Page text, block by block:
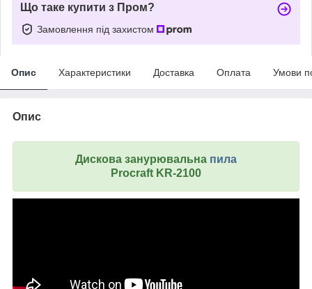
Що таке купити з Пром?
Замовлення під захистом
Опис Характеристики Доставка Оплата Умови
Опис
Дискова занурювальна пила
Procraft KR-2100